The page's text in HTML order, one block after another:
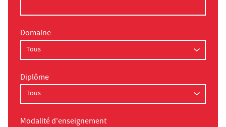
Domaine
Diplôme
Modalité d'enseignement